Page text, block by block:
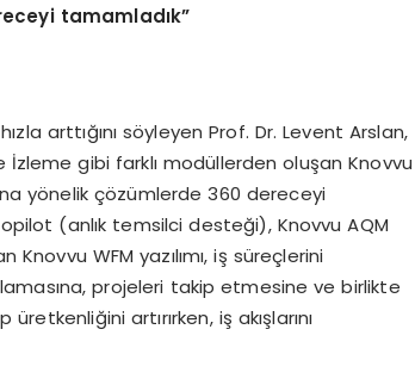
tamamladık”
arttığını söyleyen Prof. Dr. Levent Arslan,
gibi farklı modüllerden oluşan Knovvu
yönelik çözümlerde 360 dereceyi
(anlık temsilci desteği), Knovvu AQM
WFM yazılımı, iş süreçlerini
projeleri takip etmesine ve birlikte
artırırken, iş akışlarını